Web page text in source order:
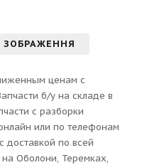
ЗОБРАЖЕННЯ
ценам с
б/у на складе в
с разборки
или по телефонам
доставкой по всей
Оболони, Теремках,